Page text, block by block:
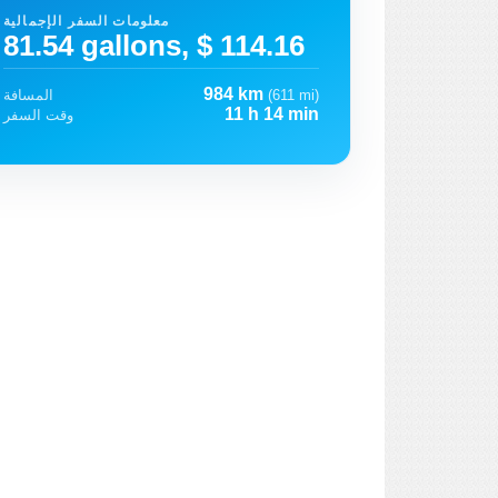
معلومات السفر الإجمالية
81.54 gallons, $ 114.16
المسافة 984 km (611 mi)
وقت السفر
11 h 14 min